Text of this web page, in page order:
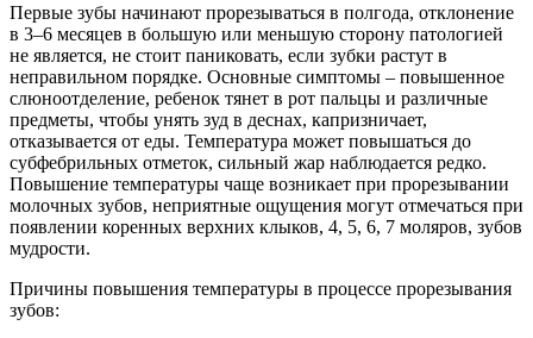
Первые зубы начинают прорезываться в полгода, отклонение
в 3–6 месяцев в большую или меньшую сторону патологией
не является, не стоит паниковать, если зубки растут в
неправильном порядке. Основные симптомы – повышенное
слюноотделение, ребенок тянет в рот пальцы и различные
предметы, чтобы унять зуд в деснах, капризничает,
отказывается от еды. Температура может повышаться до
субфебрильных отметок, сильный жар наблюдается редко.
Повышение температуры чаще возникает при прорезывании
молочных зубов, неприятные ощущения могут отмечаться при
появлении коренных верхних клыков, 4, 5, 6, 7 моляров, зубов
мудрости.
Причины повышения температуры в процессе прорезывания
зубов: